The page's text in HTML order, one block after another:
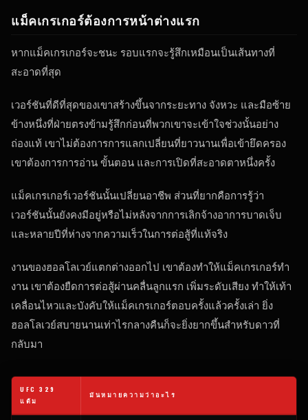
แม็คเกรเกอร์ต้องการหน้าต่างแรก
หากแม็คเกรเกอร์จะชนะ รอบแรกจะรู้สึกเหมือนเป็นเส้นทางที่
สะอาดที่สุด
เวอร์ชันที่ดีที่สุดของเขาสร้างขึ้นจากระยะทาง จังหวะ และมือซ้าย
ข้างหนึ่งที่ฝ่ายตรงข้ามรู้สึกก่อนที่พวกเขาจะเข้าใจช่วงนั้นอย่าง
ถ่องแท้ เขาไม่ต้องการการแลกเปลี่ยนที่ยาวนานเพื่อเข้ายึดครอง
เขาต้องการการอ่าน ขั้นตอน และการเปิดที่สะอาดตาหนึ่งครั้ง
แม็คเกรเกอร์เวอร์ชันนั้นเปลี่ยนอาชีพ ส่วนที่ยากคือการรู้ว่า
เวอร์ชันนั้นยังคงมีอยู่หรือไม่หลังจากการเลิกจ้างอาการบาดเจ็บ
และหลายปีที่ห่างจากความเร็วในการต่อสู้ที่แท้จริง
งานของฮอลโลเวย์แตกต่างออกไป เขาต้องทําให้แม็คเกรเกอร์ทํา
งาน เขาต้องยืดการต่อสู้ผ่านคลื่นลูกแรก เพิ่มระดับเสียง ทําให้เท้า
เคลื่อนไหวและบังคับให้แม็คเกรเกอร์ตอบครั้งแล้วครั้งเล่า ยิ่ง
ฮอลโลเวย์สบายนานเท่าไรกลางคืนก็จะยิ่งยากขึ้นสําหรับดาวที่
กลับมา
UFC 329
แต้ม
มันหมายความว่าอะไร